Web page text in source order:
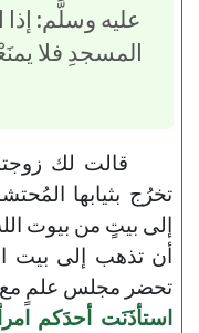
عليه وسلَّم:
المسجدِ فلا
قالت لك
تخرُج بثيابها
إلى بيتٍ من بيوت
أن تذهب إلى بيت
تحضر مجلس علمٍ مع
استأذَنَت أحدَكم